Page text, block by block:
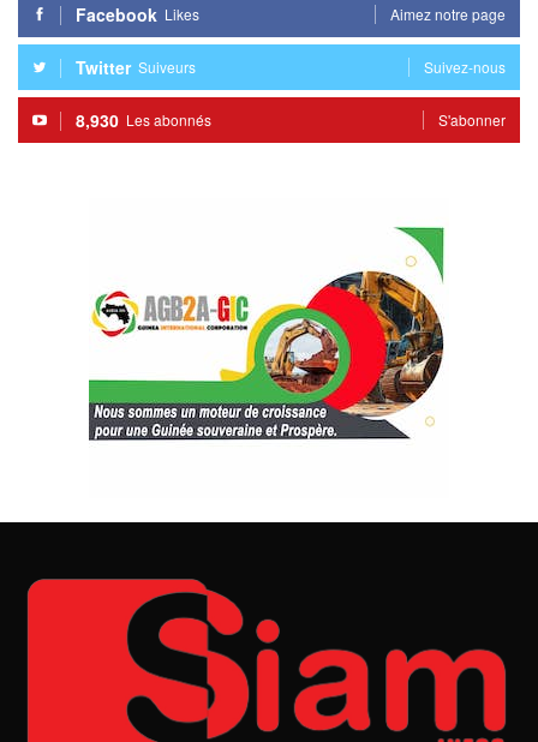
Facebook Likes Aimez notre page
Twitter Suiveurs Suivez-nous
8,930 Les abonnés S'abonner